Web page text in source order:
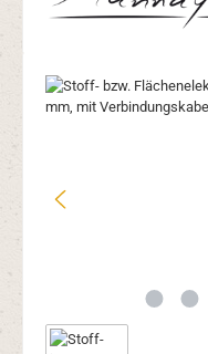
Bildergalerie überspringen